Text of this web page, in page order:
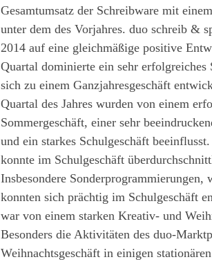
Gesamtumsatz der Schreibware mit
unter dem des Vorjahres. duo schreib &
2014 auf eine gleichmäßige positive
Quartal dominierte ein sehr erfolgreiches
sich zu einem Ganzjahresgeschäft
Quartal des Jahres wurden von einem
Sommergeschäft, einer sehr
und ein starkes Schulgeschäft
konnte im Schulgeschäft
Insbesondere
konnten sich prächtig im Schulgeschäft
war von einem starken Kreativ- und
Besonders die Aktivitäten des duo-
Weihnachtsgeschäft in einigen